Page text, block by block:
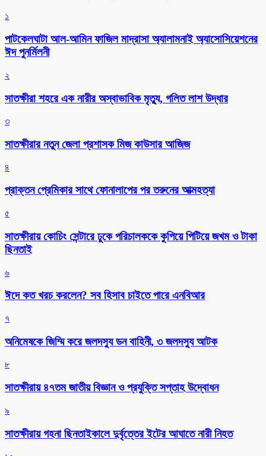
১
পাটকেলঘাটা আল-আমিন ফাজিল মাদ্রাসা অ্যালামনাই অ্যাসোসিয়েশনের
ঈদ পুনর্মিলনী
২
সাতক্ষীরা শহরে এক নারীর অস্বাভাবিক মৃত্যু, গলিত লাশ উদ্ধার
৩
সাতক্ষীরার নতুন জেলা প্রশাসক মিজ কাউসার আজিজ
৪
প্রাক্তন প্রেমিকার সাথে ফোনালাপের পর তরুনের আত্মহত্যা
৫
সাতক্ষীরায় কোচিং সেন্টারে ঢুকে পরিচালককে কুপিয়ে পিটিয়ে জখম ও টাকা
ছিনতাই
৬
ঈদে কত খরচ করলেন? সব হিসাব চাইতে পারে এনবিআর
৭
অনিমেষকে জিম্মি করে জলদস্যু ডন বাহিনী, ৩ জলদস্যু আটক
৮
সাতক্ষীরায় ৪৭তম জাতীয় বিজ্ঞান ও প্রযুক্তি সপ্তাহ উদ্বোধন
৯
সাতক্ষীরায় গহনা ছিনতাইকালে দুর্বৃত্তের ইটের আঘাতে নারী নিহত